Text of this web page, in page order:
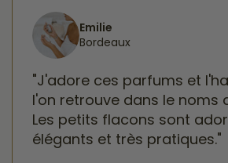
Emilie
Bordeaux
"J'adore ces parfums et
l'on retrouve dans le noms
Les petits flacons sont
élégants et très pratiques."